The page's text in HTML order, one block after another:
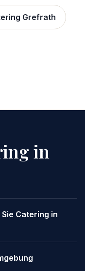
Grefrath
in
Catering in